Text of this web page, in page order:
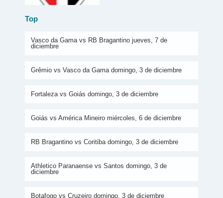
Top
Vasco da Gama vs RB Bragantino jueves, 7 de
diciembre
Grêmio vs Vasco da Gama domingo, 3 de diciembre
Fortaleza vs Goiás domingo, 3 de diciembre
Goiás vs América Mineiro miércoles, 6 de diciembre
RB Bragantino vs Coritiba domingo, 3 de diciembre
Athletico Paranaense vs Santos domingo, 3 de
diciembre
Botafogo vs Cruzeiro domingo, 3 de diciembre